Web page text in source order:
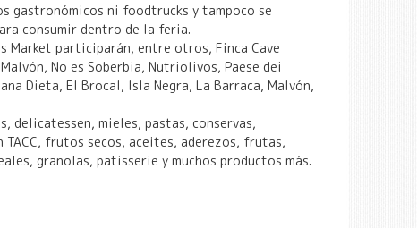
gastronómicos ni foodtrucks y tampoco se
consumir dentro de la feria.
Market participarán, entre otros, Finca Cave
No es Soberbia, Nutriolivos, Paese dei
Dieta, El Brocal, Isla Negra, La Barraca, Malvón,
delicatessen, mieles, pastas, conservas,
frutos secos, aceites, aderezos, frutas,
granolas, patisserie y muchos productos más.